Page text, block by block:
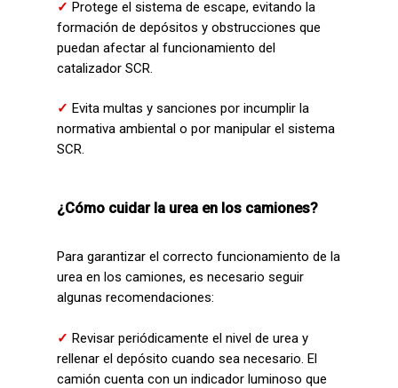
✓ Protege el sistema de escape, evitando la
formación de depósitos y obstrucciones que
puedan afectar al funcionamiento del
catalizador SCR.
✓ Evita multas y sanciones por incumplir la
normativa ambiental o por manipular el sistema
SCR.
¿Cómo cuidar la urea en los camiones?
Para garantizar el correcto funcionamiento de la
urea en los camiones, es necesario seguir
algunas recomendaciones:
✓ Revisar periódicamente el nivel de urea y
rellenar el depósito cuando sea necesario. El
camión cuenta con un indicador luminoso que